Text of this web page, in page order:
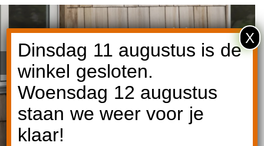
Dinsdag 11 augustus is de
winkel gesloten.
Woensdag 12 augustus
staan we weer voor je
klaar!
X